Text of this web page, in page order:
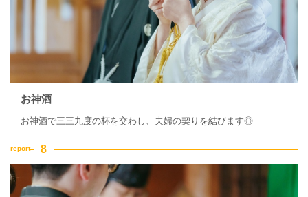
お神酒
お神酒で三三九度の杯を交わし、夫婦の契りを結びます◎